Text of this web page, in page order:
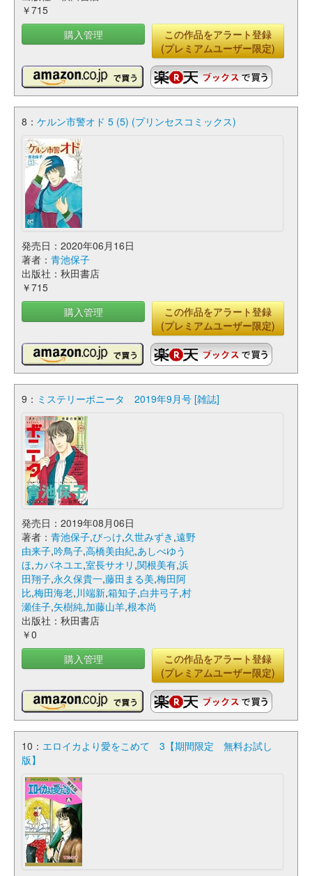
￥715
購入管理
この作品をアラート登録
(プレミアムユーザー限定)
8： ケルン市警オド 5 (5) (プリンセスコミックス)
発売日：2020年06月16日
著者： 青池保子
出版社：秋田書店
￥715
購入管理
この作品をアラート登録
(プレミアムユーザー限定)
9： ミステリーボニータ 2019年9月号 [雑誌]
発売日：2019年08月06日
著者： 青池保子,びっけ,久世みずき ,遠野
由来子,吟鳥子,高橋美由紀,あしべゆう
ほ,カバネユエ,室長サオリ ,関根美有,浜
田翔子,永久保貴一,藤田まる美,梅田阿
比,梅田海老,川端新,箱知子,白井弓子,村
瀬佳子,矢樹純,加藤山羊,根本尚
出版社：秋田書店
￥0
購入管理
この作品をアラート登録
(プレミアムユーザー限定)
10： エロイカより愛をこめて 3【期間限定 無料お試し
版】